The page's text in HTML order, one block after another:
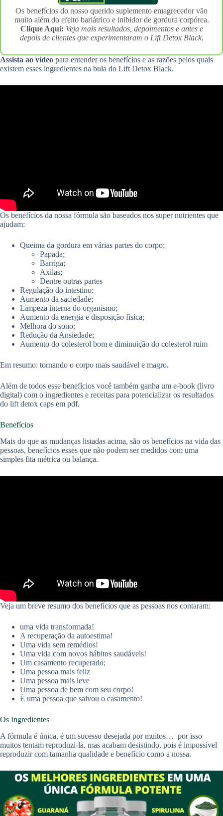
Os benefícios do nosso querido suplemento emagrecedor vão
muito além do efeito bariátrico e inibidor de gordura corpórea.
Clique Aqui: Veja mais resultados, depoimentos e antes e
depois de clientes que experimentaram o Lift Detox Black.
Assista ao vídeo para entender os benefícios e as razões pelos quais
existem esses ingredientes na bula do Lift Detox Black.
Os benefícios da nossa fórmula são baseados nos super nutrientes que
ajudam:
Queima da gordura em várias partes do corpo;
Papada;
Barriga;
Axilas;
Dentre outras partes
Regulação do intestino;
Aumento da saciedade;
Limpeza interna do organismo;
Aumento da energia e disposição física;
Melhora do sono;
Redução da Ansiedade;
Aumento do colesterol bom e diminuição do colesterol ruim
Em resumo: tornando o corpo mais saudável e magro.
Além de todos esse benefícios você também ganha um e-book (livro
digital) com o ingredientes e receitas para potencializar os resultados
do lift detox caps em pdf.
Benefícios
Mais do que as mudanças listadas acima, são os benefícios na vida das
pessoas, benefícios esses que não podem ser medidos com uma
simples fita métrica ou balança.
Veja um breve resumo dos benefícios que as pessoas nos contaram:
uma vida transformada!
A recuperação da autoestima!
Uma vida sem remédios!
Uma vida com novos hábitos saudáveis!
Um casamento recuperado;
Uma pessoa mais feliz
Uma pessoa mais leve
Uma pessoa de bem com seu corpo!
É uma pessoa que salvou o casamento!
Os Ingredientes
A fórmula é única, é um sucesso desejada por muitos… por isso
muitos tentam reproduzi-la, mas acabam desistindo, pois é impossível
reproduzir com tamanha qualidade e benefício como a nossa.